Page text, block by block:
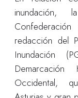
inundación,
redacción del
Inundación
Demarcación
Occidental,